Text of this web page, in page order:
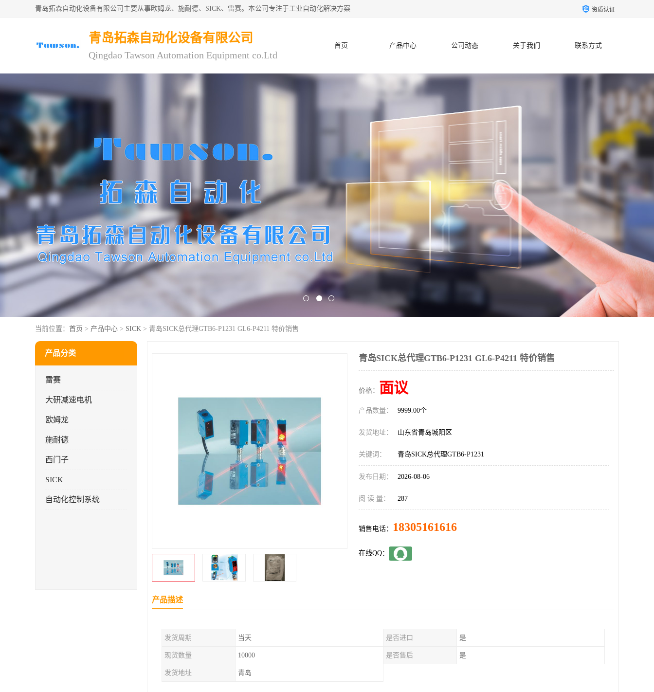
青岛拓森自动化设备有限公司主要从事欧姆龙、施耐德、SICK、雷赛。本公司专注于工业自动化解决方案 资质认证
青岛拓森自动化设备有限公司
Qingdao Tawson Automation Equipment co.Ltd
首页 产品中心 公司动态 关于我们 联系方式
当前位置： 首页 > 产品中心 > SICK > 青岛SICK总代理GTB6-P1231 GL6-P4211 特价销售
产品分类
雷赛
大研减速电机
欧姆龙
施耐德
西门子
SICK
自动化控制系统
青岛SICK总代理GTB6-P1231 GL6-P4211 特价销售
价格： 面议
产品数量： 9999.00个
发货地址： 山东省青岛城阳区
关键词： 青岛SICK总代理GTB6-P1231
发布日期： 2026-08-06
阅 读 量： 287
销售电话： 18305161616
在线QQ：
产品描述
发货周期 当天 是否进口 是
现货数量 10000 是否售后 是
发货地址 青岛